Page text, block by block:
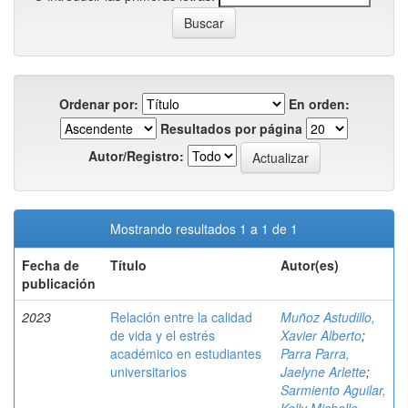
Ordenar por:
En orden:
Resultados por página
Autor/Registro:
Mostrando resultados 1 a 1 de 1
Fecha de
publicación
Título Autor(es)
2023
Relación entre la calidad
de vida y el estrés
académico en estudiantes
universitarios
Muñoz Astudillo,
Xavier Alberto;
Parra Parra,
Jaelyne Arlette;
Sarmiento Aguilar,